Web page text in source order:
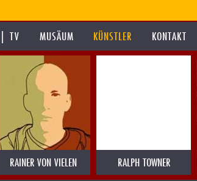
TV MUSÄUM KÜNSTLER KONTAKT
RAINER VON VIELEN RALPH TOWNER